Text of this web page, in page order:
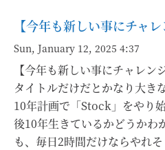
【今年も新しい事にチャレ
Sun, January 12, 2025 4:37
【今年も新しい事にチャレン
タイトルだけだとかなり大き
10年計画で「Stock」をやり
後10年生きているかどうかわ
も、毎日2時間だけならやれそ